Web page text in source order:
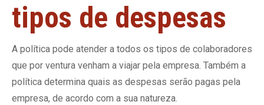
tipos de despesas
A política pode atender a todos os tipos de colaboradores
que por ventura venham a viajar pela empresa. Também a
política determina quais as despesas serão pagas pela
empresa, de acordo com a sua natureza.